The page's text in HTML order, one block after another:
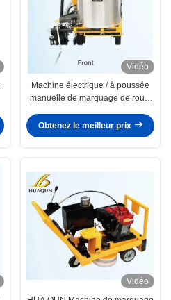
Vidéo
Machine électrique / à poussée
manuelle de marquage de route
Obtenez le meilleur prix
Vidéo